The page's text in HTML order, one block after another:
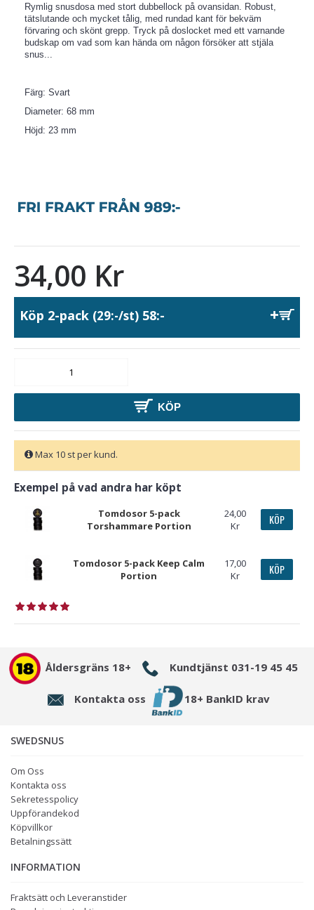
Rymlig snusdosa med stort dubbellock på ovansidan. Robust,
tätslutande och mycket tålig, med rundad kant för bekväm
förvaring och skönt grepp. Tryck på doslocket med ett varnande
budskap om vad som kan hända om någon försöker att stjäla
snus...
Färg: Svart
Diameter: 68 mm
Höjd: 23 mm
34,00 Kr
Köp 2-pack (29:-/st) 58:-
KÖP
Max 10 st per kund.
Exempel på vad andra har köpt
Tomdosor 5-pack
Torshammare Portion
24,00
Kr
KÖP
Tomdosor 5-pack Keep Calm
Portion
17,00
Kr
KÖP
Åldersgräns 18+ Kundtjänst 031-19 45 45
Kontakta oss 18+ BankID krav
SWEDSNUS
Om Oss
Kontakta oss
Sekretesspolicy
Uppförandekod
Köpvillkor
Betalningssätt
INFORMATION
Fraktsätt och Leveranstider